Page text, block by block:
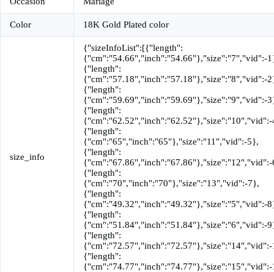
Color 18K Gold Plated color
size_info
{"sizeInfoList":[{"length":
{"cm":"54.66","inch":"54.66"},"size":"7","vid":-
{"length":
{"cm":"57.18","inch":"57.18"},"size":"8","vid":-
{"length":
{"cm":"59.69","inch":"59.69"},"size":"9","vid":-
{"length":
{"length":
{"cm":"65","inch":"65"},"size":"11","vid":-5},
{"length":
{"length":
{"cm":"70","inch":"70"},"size":"13","vid":-7},
{"length":
{"cm":"49.32","inch":"49.32"},"size":"5","vid":-
{"length":
{"cm":"51.84","inch":"51.84"},"size":"6","vid":-
{"length":
{"length":